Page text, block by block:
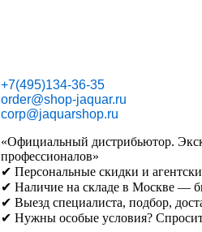
+7(495)134-36-35
order@shop-jaquar.ru
corp@jaquarshop.ru
«Официальный дистрибьютор.
профессионалов»
✔ Персональные скидки и
✔ Наличие на складе в Москве —
✔ Выезд специалиста, подбор,
✔ Нужны особые условия?